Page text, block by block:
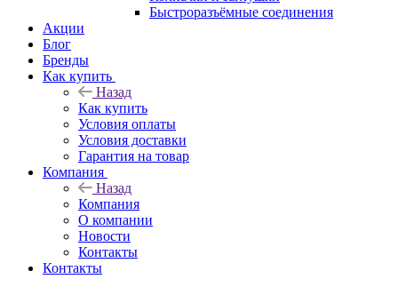
Быстроразъёмные соединения
Акции
Блог
Бренды
Как купить
Назад
Как купить
Условия оплаты
Условия доставки
Гарантия на товар
Компания
Назад
Компания
О компании
Новости
Контакты
Контакты